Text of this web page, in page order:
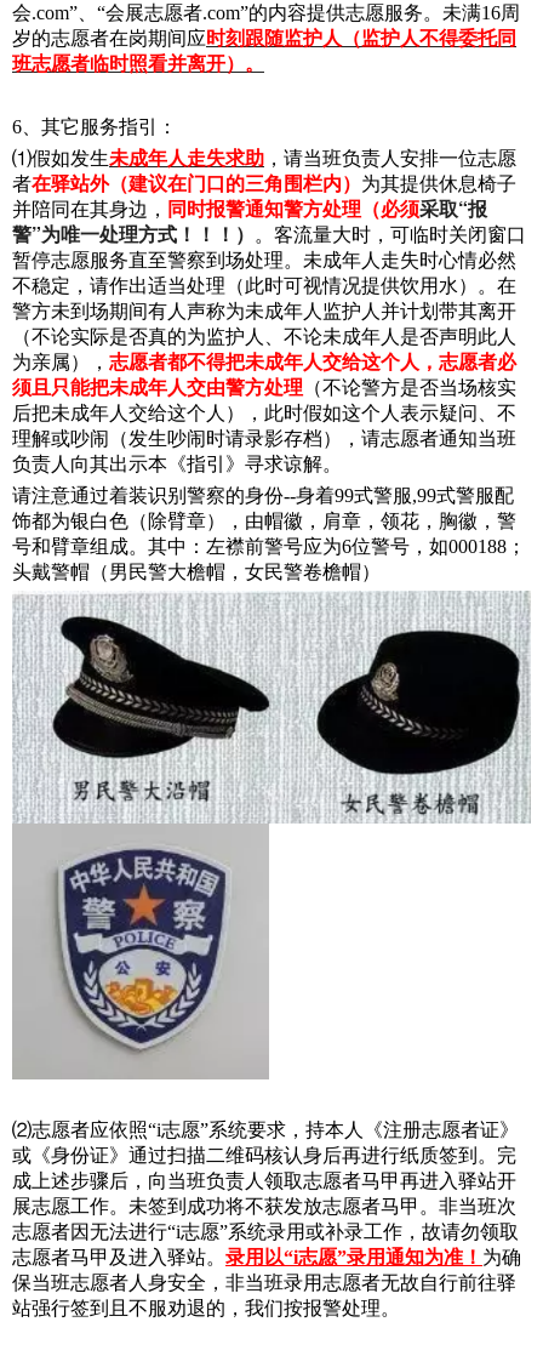
会.com”、“会展志愿者.com”的内容提供志愿服务。未满16周
岁的志愿者在岗期间应 时刻跟随监护人（监护人不得委托同
班志愿者临时照看并离开）。
6 、其它服务指引：
⑴假如发生未成年人走失求助 ，请当班负责人安排一位志愿
者在驿站外（建议在门口的三角围栏内） 为其提供休息椅子
并陪同在其身边， 同时报警通知警方处理（必须采取“报
警”为唯一处理方式！！！）
。客流量大时，可临时关闭窗口
暂停志愿服务直至警察到场处理。未成年人走失时心情必然
不稳定，请作出适当处理（此时可视情况提供饮用水）。在
警方未到场期间有人声称为未成年人监护人并计划带其离开
（不论实际是否真的为监护人、不论未成年人是否声明此人
为亲属）， 志愿者都不得把未成年人交给这个人，志愿者必
须且只能把未成年人交由警方处理 （不论警方是否当场核实
后把未成年人交给这个人），此时假如这个人表示疑问、不
理解或吵闹（发生吵闹时请录影存档），请志愿者通知当班
负责人向其出示本《指引》寻求谅解。
请注意通过着装识别警察的身份--身着99式警服,99式警服配
饰都为银白色（除臂章），由帽徽，肩章，领花，胸徽，警
号和臂章组成。其中：左襟前警号应为6位警号，如000188；
头戴警帽（男民警大檐帽，女民警卷檐帽）
⑵志愿者应依照“i志愿”系统要求，持本人《注册志愿者证》
或《身份证》通过扫描二维码核认身后再进行纸质签到 。完
成上述步骤后，向当班负责人领取志愿者马甲再进入驿站开
展志愿工作。未签到成功将不获发放志愿者马甲。非当班次
志愿者因无法进行“i志愿”系统录用或补录工作，故请勿领取
志愿者马甲及进入驿站。 录用以“i志愿”录用通知为准！ 为确
保当班志愿者人身安全， 非当班录用志愿者无故自行前往驿
站强行签到且不服劝退的，我们按报警处理。